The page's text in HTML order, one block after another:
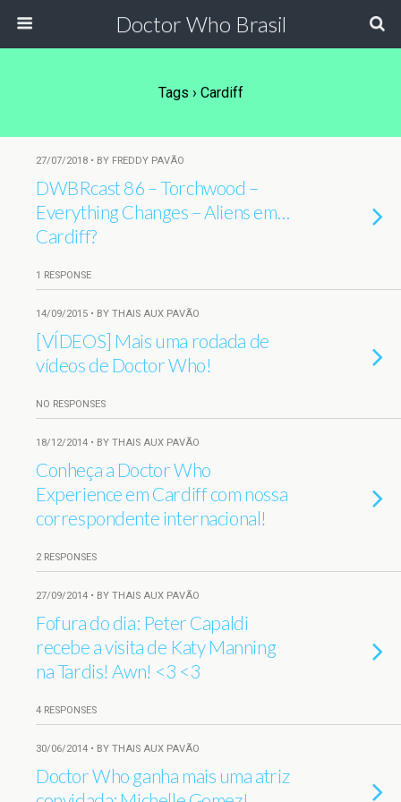
Doctor Who Brasil
Tags › Cardiff
27/07/2018 • BY FREDDY PAVÃO
DWBRcast 86 – Torchwood –
Everything Changes – Aliens em…
Cardiff?
1 RESPONSE
14/09/2015 • BY THAIS AUX PAVÃO
[VÍDEOS] Mais uma rodada de
vídeos de Doctor Who!
NO RESPONSES
18/12/2014 • BY THAIS AUX PAVÃO
Conheça a Doctor Who
Experience em Cardiff com nossa
correspondente internacional!
2 RESPONSES
27/09/2014 • BY THAIS AUX PAVÃO
Fofura do dia: Peter Capaldi
recebe a visita de Katy Manning
na Tardis! Awn! <3 <3
4 RESPONSES
30/06/2014 • BY THAIS AUX PAVÃO
Doctor Who ganha mais uma atriz